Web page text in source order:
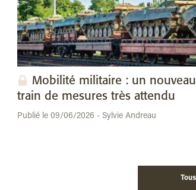
Mobilité militaire : un nouveau
train de mesures très attendu
Publié le 09/06/2026 - Sylvie Andreau